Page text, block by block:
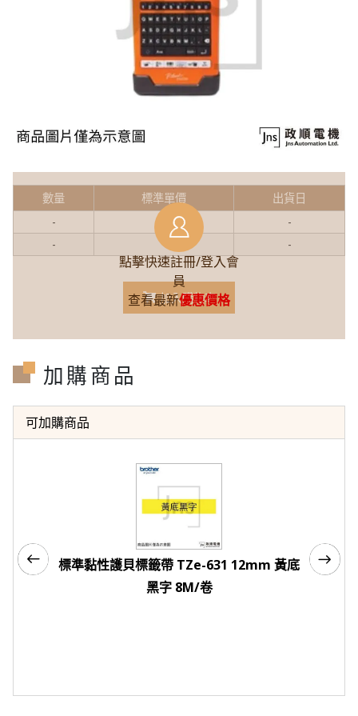
點擊快速註冊/登入會
員
查看最新優惠價格
數量 標準單價
出貨日
-
-
-
- -
加入購物車
加購商品
可加購商品
標準黏性護貝標籤帶 TZe-631 12mm 黃底
黑字 8M/卷
標準黏